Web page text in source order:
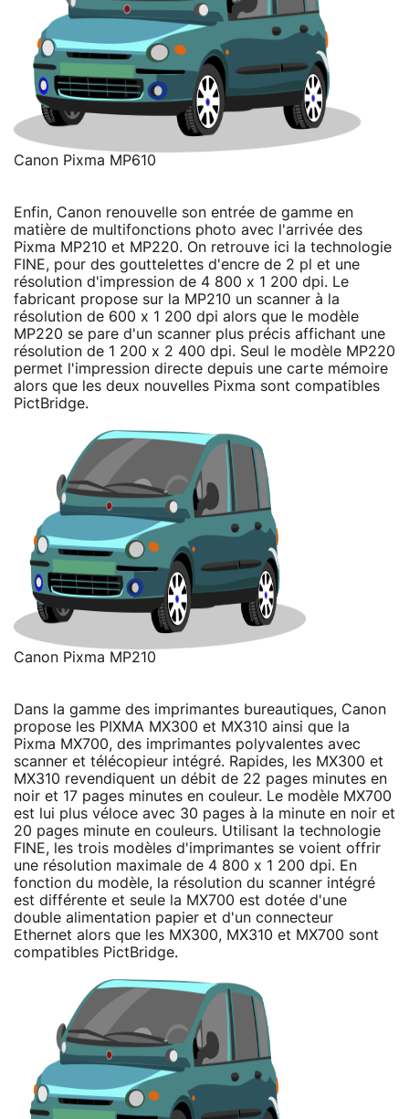
Canon Pixma MP610
Enfin, Canon renouvelle son entrée de gamme en
matière de multifonctions photo avec l'arrivée des
Pixma MP210 et MP220. On retrouve ici la technologie
FINE, pour des gouttelettes d'encre de 2 pl et une
résolution d'impression de 4 800 x 1 200 dpi. Le
fabricant propose sur la MP210 un scanner à la
résolution de 600 x 1 200 dpi alors que le modèle
MP220 se pare d'un scanner plus précis affichant une
résolution de 1 200 x 2 400 dpi. Seul le modèle MP220
permet l'impression directe depuis une carte mémoire
alors que les deux nouvelles Pixma sont compatibles
PictBridge.
Canon Pixma MP210
Dans la gamme des imprimantes bureautiques, Canon
propose les PIXMA MX300 et MX310 ainsi que la
Pixma MX700, des imprimantes polyvalentes avec
scanner et télécopieur intégré. Rapides, les MX300 et
MX310 revendiquent un débit de 22 pages minutes en
noir et 17 pages minutes en couleur. Le modèle MX700
est lui plus véloce avec 30 pages à la minute en noir et
20 pages minute en couleurs. Utilisant la technologie
FINE, les trois modèles d'imprimantes se voient offrir
une résolution maximale de 4 800 x 1 200 dpi. En
fonction du modèle, la résolution du scanner intégré
est différente et seule la MX700 est dotée d'une
double alimentation papier et d'un connecteur
Ethernet alors que les MX300, MX310 et MX700 sont
compatibles PictBridge.